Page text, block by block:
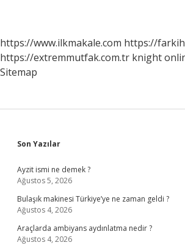
https://www.ilkmakale.com https://
https://extremmutfak.com.tr knight
Sitemap
Sidebar
Son Yazılar
Ayzit ismi ne demek ?
Ağustos 5, 2026
Bulaşık makinesi Türkiye’ye ne zaman geldi ?
Ağustos 4, 2026
Araçlarda ambiyans aydınlatma nedir ?
Ağustos 4, 2026